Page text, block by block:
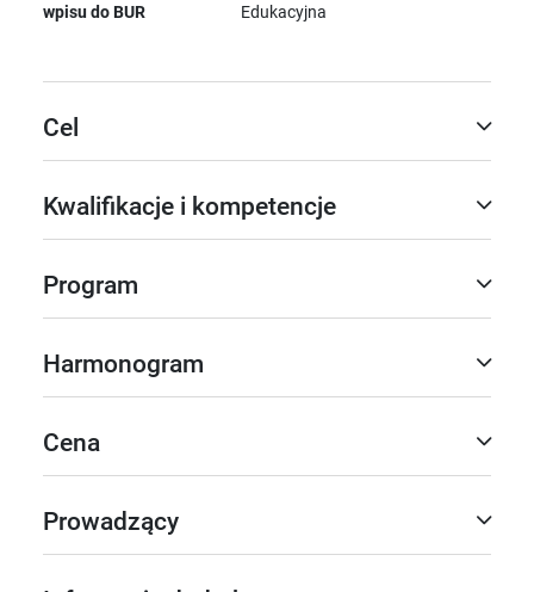
wpisu do BUR
Edukacyjna
Cel
Kwalifikacje i kompetencje
Program
Harmonogram
Cena
Prowadzący